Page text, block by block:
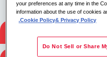
your preferences at any time in the
information about the use of cookies
Cookie Policy& Privacy Policy.
Do Not Sell or Share